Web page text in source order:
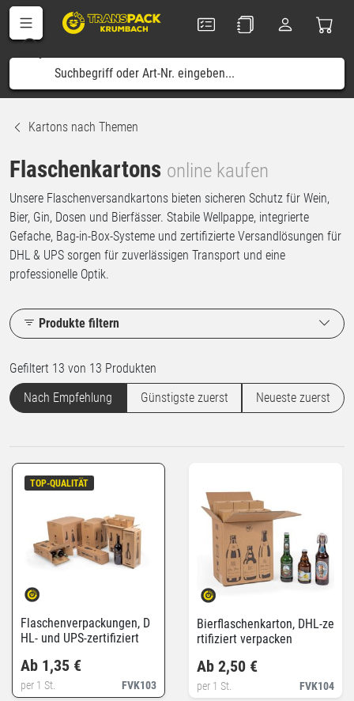
Kartons nach Themen
Flaschenkartons online kaufen
Unsere Flaschenversandkartons bieten sicheren Schutz für Wein,
Bier, Gin, Dosen und Bierfässer. Stabile Wellpappe, integrierte
Gefache, Bag-in-Box-Systeme und zertifizierte Versandlösungen für
DHL & UPS sorgen für zuverlässigen Transport und eine
professionelle Optik.
Produkte filtern
Gefiltert 13 von 13 Produkten
Nach Empfehlung
Günstigste zuerst Neueste zuerst
TOP-QUALITÄT
Flaschenverpackungen, D
HL- und UPS-zertifiziert
FVK103
Ab 1,35 €
per 1 St.
Bierflaschenkarton, DHL-ze
rtifiziert verpacken
FVK104
Ab 2,50 €
per 1 St.